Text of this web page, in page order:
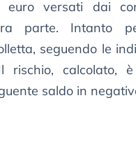
versati dai
parte. Intanto
seguendo le
rischio, calcolato, è
saldo in